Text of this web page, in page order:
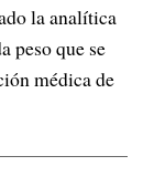
la analítica
peso que se
médica de